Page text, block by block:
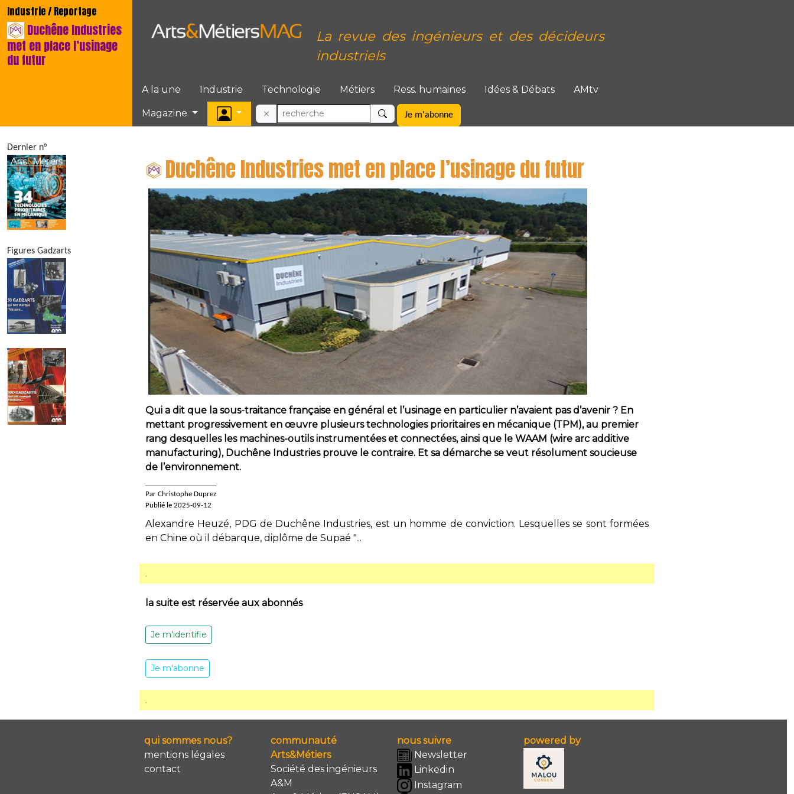
Industrie / Reportage
Duchêne Industries
met en place l’usinage
du futur
La revue des ingénieurs et des décideurs
industriels
A la une Industrie Technologie Métiers Ress. humaines Idées & Débats AMtv
Magazine Je m'abonne
Dernier n°
Figures Gadzarts
Duchêne Industries met en place l’usinage du futur
Qui a dit que la sous-traitance française en général et l’usinage en particulier n’avaient pas d’avenir ? En
mettant progressivement en œuvre plusieurs technologies prioritaires en mécanique (TPM), au premier
rang desquelles les machines-outils instrumentées et connectées, ainsi que le WAAM (wire arc additive
manufacturing), Duchêne Industries prouve le contraire. Et sa démarche se veut résolument soucieuse
de l’environnement.
Par Christophe Duprez
Publié le 2025-09-12
Alexandre Heuzé, PDG de Duchêne Industries, est un homme de conviction. Lesquelles se sont formées
en Chine où il débarque, diplôme de Supaé "...
.
la suite est réservée aux abonnés
Je m'identifie
Je m'abonne
.
qui sommes nous?
mentions légales
contact
communauté
Arts&Métiers
Société des ingénieurs
A&M
nous suivre
Newsletter
Linkedin
Instagram
powered by